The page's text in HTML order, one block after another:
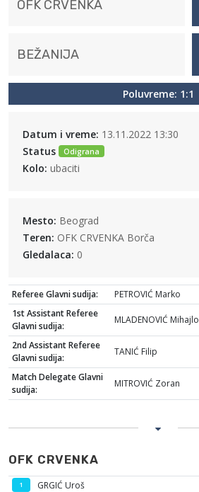
OFK CRVENKA
BEŽANIJA
Poluvreme: 1:1
Datum i vreme: 13.11.2022 13:30
Status
Odigrana
Kolo: ubaciti
Mesto: Beograd
Teren: OFK CRVENKA Borča
Gledalaca: 0
Referee Glavni sudija:
PETROVIĆ Marko
1st Assistant Referee
Glavni sudija:
MLADENOVIĆ Mihajlo
2nd Assistant Referee
Glavni sudija:
TANIĆ Filip
Match Delegate Glavni
sudija:
MITROVIĆ Zoran
OFK CRVENKA
1 GRGIĆ Uroš